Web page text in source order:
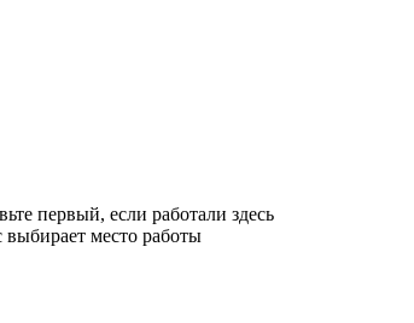
первый, если работали здесь
место работы